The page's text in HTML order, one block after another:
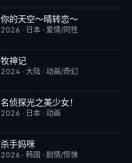
更新至第02集
你的天空～晴转恋～
2026 · 日本 · 爱情/同性
更新至第95集
牧神记
2024 · 大陆 · 动画/奇幻
更新至第28集
名侦探光之美少女！
2026 · 日本 · 动画
更新至第04集
杀手妈咪
2026 · 韩国 · 剧情/惊悚